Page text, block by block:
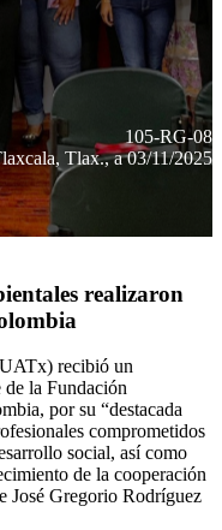
105-RG-08
Tlax., a 03/11/2025
realizaron
recibió un
de la Fundación
por su “destacada
comprometidos
social, así como
de la cooperación
José Gregorio Rodríguez